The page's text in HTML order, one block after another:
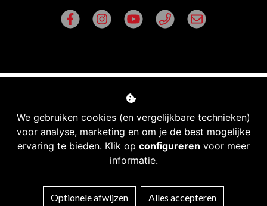
We gebruiken cookies (en vergelijkbare technieken)
voor analyse, marketing en om je de best mogelijke
ervaring te bieden. Klik op configureren voor meer
informatie.
Optionele afwijzen Alles accepteren
Managed hosting